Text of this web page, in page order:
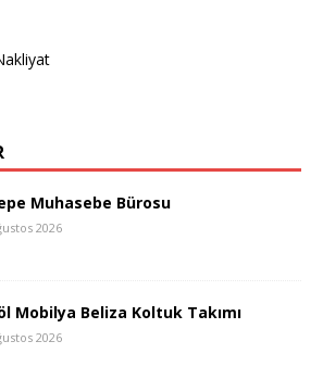
Muhasebe Bürosu
2026
Mobilya Beliza Koltuk Takımı
2026